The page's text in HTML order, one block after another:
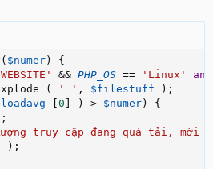
( $numer)
{
&& PHP_OS == 'Linux' and
( ' ' , $filestuff ) ;
[0 ] ) > $numer)
{
;
truy cập đang quá tải, mời
) ;